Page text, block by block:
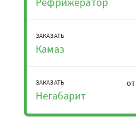
ЗАКАЗАТЬ
Камаз
ЗАКАЗАТЬ
Негабарит
от